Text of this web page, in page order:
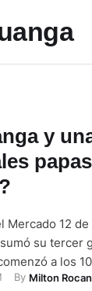
y
Mercado 12
su tercer
a los
madre a
By Milton